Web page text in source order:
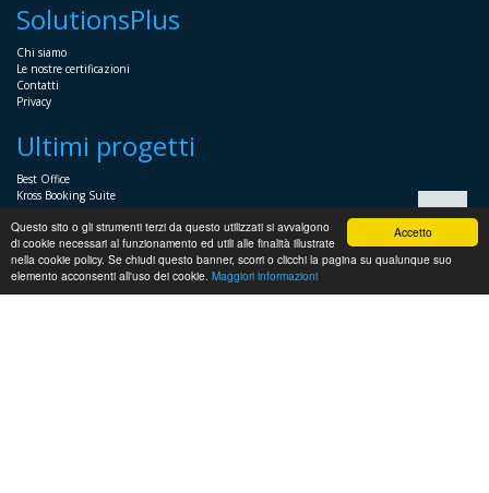
Accetto
Questo sito o gli strumenti terzi da questo utilizzati si avvalgono
di cookie necessari al funzionamento ed utili alle finalità illustrate
nella cookie policy. Se chiudi questo banner, scorri o clicchi la pagina su qualunque suo
elemento acconsenti all'uso dei cookie. Maggiori informazioni
SolutionsPlus
Chi siamo
Le nostre certificazioni
Contatti
Privacy
Ultimi progetti
Best Office
Kross Booking Suite
Assembly Manager
Automator+
Sistemistica